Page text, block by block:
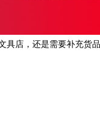
店，还是需要补充货